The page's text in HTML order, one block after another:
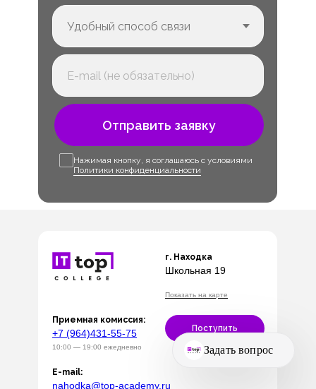
Отправить заявку
Нажимая кнопку, я соглашаюсь с условиями
Политики конфиденциальности
10:00 — 19:00 ежедневно
г. Находка
nahodka@top-academy.ru
E-mail:
Приемная комиссия:
Школьная 19
Показать на карте
Поступить
+7 (964)431-55-75